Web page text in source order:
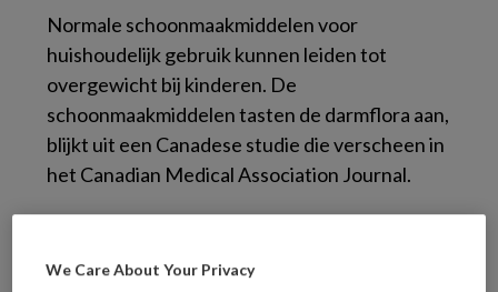
Normale schoonmaakmiddelen voor
huishoudelijk gebruik kunnen leiden tot
overgewicht bij kinderen. De
schoonmaakmiddelen tasten de darmflora aan,
blijkt uit een Canadese studie die verscheen in
het Canadian Medical Association Journal.
We Care About Your Privacy